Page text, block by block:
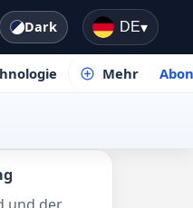
Dark DE▾
Mehr